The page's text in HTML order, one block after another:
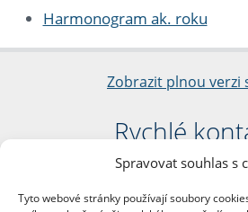
Spravovat souhlas s
Tyto webové stránky používají soubory
Harmonogram ak. roku
Zobrazit plnou verzi
Rychlé
Filozofická
nám. Jana